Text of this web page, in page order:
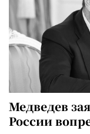
Медведев
России